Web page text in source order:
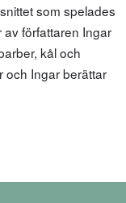
som spelades
av författaren Ingar
kål och
och Ingar berättar